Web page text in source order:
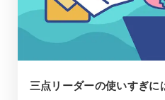
三点リーダーの使いすぎ